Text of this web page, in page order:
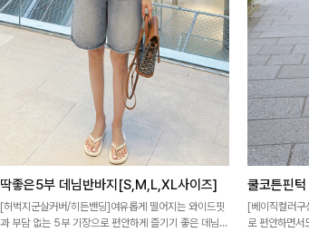
딱좋은5부 데님반바지[S,M,L,XL사이즈]
[허벅지군살커버/히든밴딩]여유롭게 떨어지는 와이드핏
과 부담 없는 5부 기장으로 편안하게 즐기기 좋은 데님
쿨코튼핀턱
[베이직컬러
로 편안하면서